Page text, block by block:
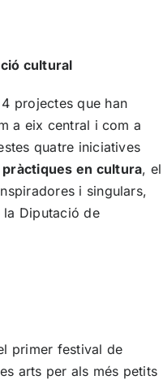
cultural
projectes que han
a eix central i com a
quatre iniciatives
pràctiques en cultura, el
i singulars,
Diputació de
primer festival de
arts per als més petits